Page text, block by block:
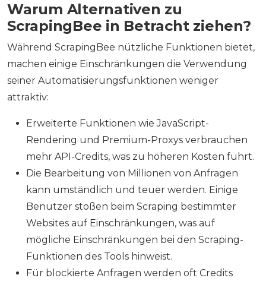
Warum Alternativen zu
ScrapingBee in Betracht ziehen?
Während ScrapingBee nützliche Funktionen bietet,
machen einige Einschränkungen die Verwendung
seiner Automatisierungsfunktionen weniger
attraktiv:
Erweiterte Funktionen wie JavaScript-
Rendering und Premium-Proxys verbrauchen
mehr API-Credits, was zu höheren Kosten führt.
Die Bearbeitung von Millionen von Anfragen
kann umständlich und teuer werden. Einige
Benutzer stoßen beim Scraping bestimmter
Websites auf Einschränkungen, was auf
mögliche Einschränkungen bei den Scraping-
Funktionen des Tools hinweist.
Für blockierte Anfragen werden oft Credits